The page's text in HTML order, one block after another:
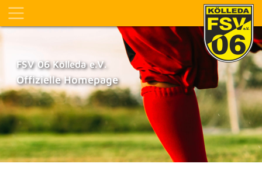
FSV 06 Kölleda e.V.
Offizielle Homepage